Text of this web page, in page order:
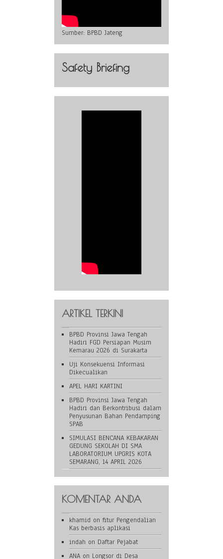
Sumber: BPBD Jateng
Safety Briefing
ARTIKEL TERKINI
BPBD Provinsi Jawa Tengah
Hadiri FGD Persiapan Musim
Kemarau 2026 di Surakarta
Uji Konsekuensi Informasi
Dikecualikan
APEL HARI KARTINI
BPBD Provinsi Jawa Tengah
Hadiri dan Berkontribusi dalam
Penyusunan Bahan Pendamping
SPAB
SIMULASI BENCANA KEBAKARAN
GEDUNG SEKOLAH DI SMA
LABORATORIUM UPGRIS KOTA
SEMARANG, 14 APRIL 2026
KOMENTAR ANDA
khamid on fitur Pengendalian
Kas berbasis aplikasi
indah on Daftar Pejabat
ANA on Longsor di Desa